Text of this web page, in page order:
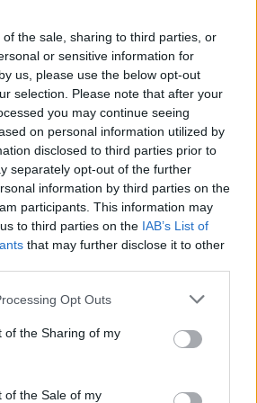
the sale, sharing to third parties, or
or sensitive information for
us, please use the below opt-out
selection. Please note that after your
you may continue seeing
on personal information utilized by
disclosed to third parties prior to
separately opt-out of the further
information by third parties on the
participants. This information may
to third parties on the IAB’s List of
that may further disclose it to other
app uses one or more Google
or usage behaviour. You may click to
to Google and its third-party tags to
specified purposes in below Google
Opt Outs
of the Sharing of my
of the Sale of my
AUGUST 26, 2022
boldogok vagyunk, hogy
a gyári csapatban versenyez. Enea
versenyző, és sokat érett a
év alatt. Gyorsan tudott fejlődni, a
évében két dobogós helyezést
Meggyőződésünk, hogy jövőre a
gyári versenyzőjeként újabb lépést
versenyen a főszereplők között
gyors fiatal versenyző, ezért